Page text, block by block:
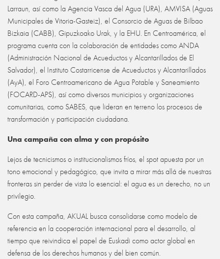
Larraun, así como la Agencia Vasca del Agua (URA), AMVISA (Aguas
Municipales de Vitoria-Gasteiz), el Consorcio de Aguas de Bilbao
Bizkaia (CABB), Gipuzkoako Urak, y la EHU. En Centroamérica, el
programa cuenta con la colaboración de entidades como ANDA
(Administración Nacional de Acueductos y Alcantarillados de El
Salvador), el Instituto Costarricense de Acueductos y Alcantarillados
(AyA), el Foro Centroamericano de Agua Potable y Saneamiento
(FOCARD-APS), así como diversos municipios y organizaciones
comunitarias, como SABES, que lideran en terreno los procesos de
transformación y participación ciudadana.
Una campaña con alma y con propósito
Lejos de tecnicismos o institucionalismos fríos, el spot apuesta por un
tono emocional y pedagógico, que invita a mirar más allá de nuestras
fronteras sin perder de vista lo esencial: el agua es un derecho, no un
privilegio.
Con esta campaña, AKUAL busca consolidarse como modelo de
referencia en la cooperación internacional para el desarrollo, al
tiempo que reivindica el papel de Euskadi como actor global en
defensa de los derechos humanos y del bien común.